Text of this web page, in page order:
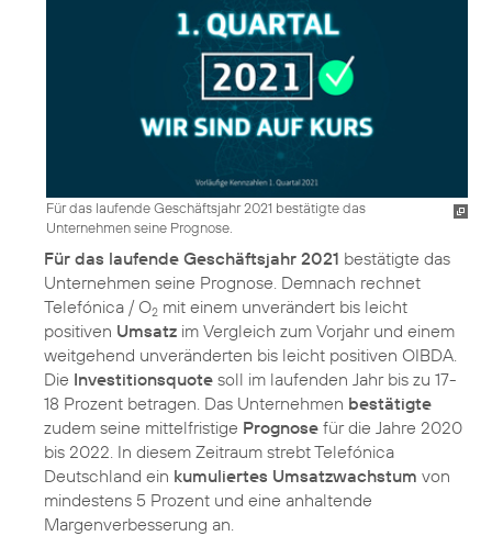
Für das laufende Geschäftsjahr 2021 bestätigte das
Unternehmen seine Prognose.
Für das laufende Geschäftsjahr 2021 bestätigte das
Unternehmen seine Prognose. Demnach rechnet
Telefónica / O2 mit einem unverändert bis leicht
positiven Umsatz im Vergleich zum Vorjahr und einem
weitgehend unveränderten bis leicht positiven OIBDA.
Die Investitionsquote soll im laufenden Jahr bis zu 17-
18 Prozent betragen. Das Unternehmen bestätigte
zudem seine mittelfristige Prognose für die Jahre 2020
bis 2022. In diesem Zeitraum strebt Telefónica
Deutschland ein kumuliertes Umsatzwachstum von
mindestens 5 Prozent und eine anhaltende
Margenverbesserung an.